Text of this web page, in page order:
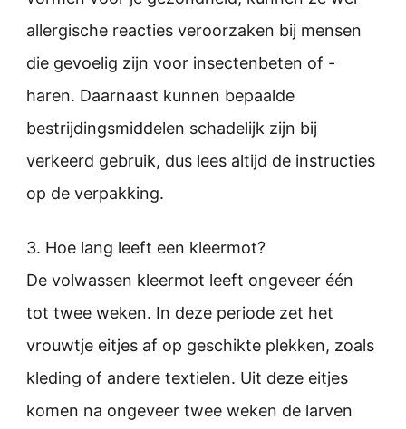
allergische reacties veroorzaken bij mensen
die gevoelig zijn voor insectenbeten of -
haren. Daarnaast kunnen bepaalde
bestrijdingsmiddelen schadelijk zijn bij
verkeerd gebruik, dus lees altijd de instructies
op de verpakking.
3. Hoe lang leeft een kleermot?
De volwassen kleermot leeft ongeveer één
tot twee weken. In deze periode zet het
vrouwtje eitjes af op geschikte plekken, zoals
kleding of andere textielen. Uit deze eitjes
komen na ongeveer twee weken de larven